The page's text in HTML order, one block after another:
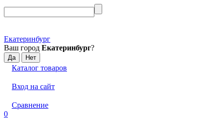
Екатеринбург
Ваш город Екатеринбург?
Каталог товаров
Вход на сайт
Сравнение
0